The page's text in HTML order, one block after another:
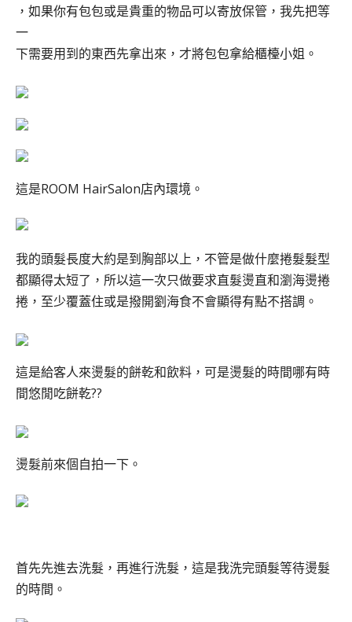
，如果你有包包或是貴重的物品可以寄放保管，我先把等
一
下需要用到的東西先拿出來，才將包包拿給櫃檯小姐。
這是ROOM HairSalon店內環境。
我的頭髮長度大約是到胸部以上，不管是做什麼捲髮髮型
都顯得太短了，所以這一次只做要求直髮燙直和瀏海燙捲
捲，至少覆蓋住或是撥開劉海食不會顯得有點不搭調。
這是給客人來燙髮的餅乾和飲料，可是燙髮的時間哪有時
間悠閒吃餅乾??
燙髮前來個自拍一下。
首先先進去洗髮，再進行洗髮，這是我洗完頭髮等待燙髮
的時間。